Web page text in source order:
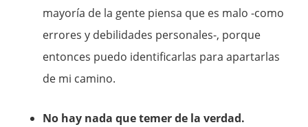
mayoría de la gente piensa que es malo -como
errores y debilidades personales-, porque
entonces puedo identificarlas para apartarlas
de mi camino.
No hay nada que temer de la verdad.